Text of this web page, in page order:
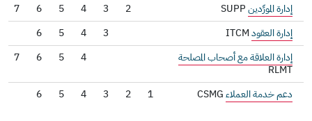
إدارة المورِّدينSUPP
2
3
4
5
6
7
إدارة العقودITCM
3
4
5
6
إدارة العلاقة مع أصحاب المصلحة
RLMT
4
5
6
7
دعم خدمة العملاءCSMG
1
2
3
4
5
6